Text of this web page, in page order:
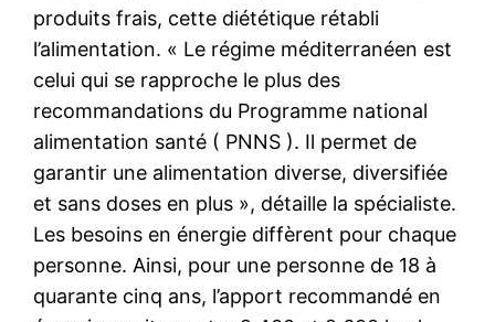
produits frais, cette diététique rétabli
l’alimentation. « Le régime méditerranéen est
celui qui se rapproche le plus des
recommandations du Programme national
alimentation santé ( PNNS ). Il permet de
garantir une alimentation diverse, diversifiée
et sans doses en plus », détaille la spécialiste.
Les besoins en énergie diffèrent pour chaque
personne. Ainsi, pour une personne de 18 à
quarante cinq ans, l’apport recommandé en